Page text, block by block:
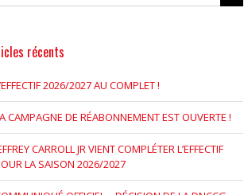
récents
2026/2027 AU COMPLET !
CAMPAGNE DE RÉABONNEMENT EST OUVERTE !
CARROLL JR VIENT COMPLÉTER L’EFFECTIF
LA SAISON 2026/2027